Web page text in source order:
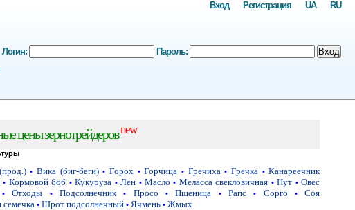
RU
UA
Регистрация
Вход
Логин: Пароль: Вход
цены зернотрейдеровnew
• Вика (биг-беги) • Горох • Горчица • Гречиха • Гречка • Канареечник
• Кормовой боб • Кукуруза • Лен • Масло • Меласса свекловичная • Нут • Овес
• Отходы • Подсолнечник • Просо • Пшеница • Рапс • Сорго • Соя
семечка • Шрот подсолнечный • Ячмень • Жмых